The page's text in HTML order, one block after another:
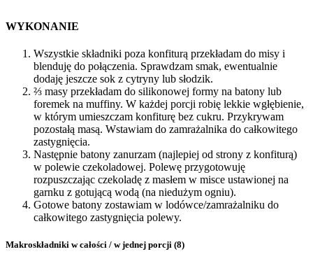
WYKONANIE
Wszystkie składniki poza konfiturą przekładam do misy i
blenduję do połączenia. Sprawdzam smak, ewentualnie
dodaję jeszcze sok z cytryny lub słodzik.
⅔ masy przekładam do silikonowej formy na batony lub
foremek na muffiny. W każdej porcji robię lekkie wgłębienie,
w którym umieszczam konfiturę bez cukru. Przykrywam
pozostałą masą. Wstawiam do zamrażalnika do całkowitego
zastygnięcia.
Następnie batony zanurzam (najlepiej od strony z konfiturą)
w polewie czekoladowej. Polewę przygotowuję
rozpuszczając czekoladę z masłem w misce ustawionej na
garnku z gotującą wodą (na niedużym ogniu).
Gotowe batony zostawiam w lodówce/zamrażalniku do
całkowitego zastygnięcia polewy.
Makroskładniki w całości / w jednej porcji (8)